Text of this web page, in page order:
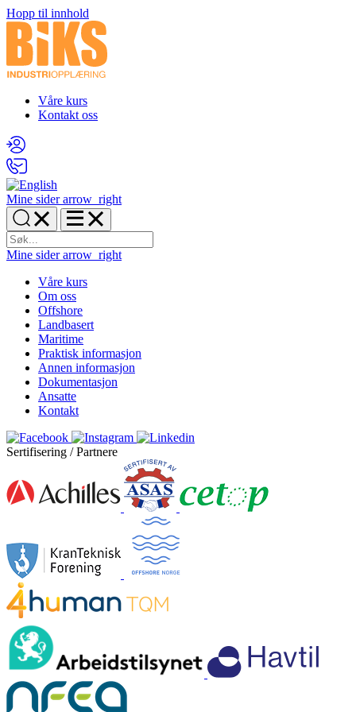
Hopp til innhold
Våre kurs
Kontakt oss
Mine sider arrow_right
Mine sider arrow_right
Våre kurs
Om oss
Offshore
Landbasert
Maritime
Praktisk informasjon
Annen informasjon
Dokumentasjon
Ansatte
Kontakt
Sertifisering / Partnere